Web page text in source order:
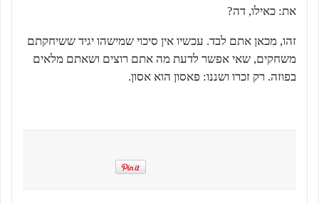
את: כאילו, דה?
זהו, מכאן אתם לבד. עכשיו אין סיכוי שמישהו יגיד ששיחקתם
משחקים, שאי אפשר לדעת מה אתם רוצים ושאתם מלאים
בפוזה. רק זכרו ושננו: פאסון הוא אסון.